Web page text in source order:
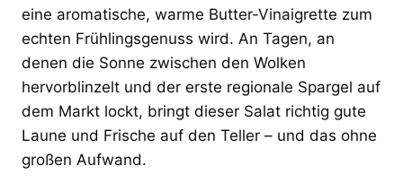
eine aromatische, warme Butter-Vinaigrette zum
echten Frühlingsgenuss wird. An Tagen, an
denen die Sonne zwischen den Wolken
hervorblinzelt und der erste regionale Spargel auf
dem Markt lockt, bringt dieser Salat richtig gute
Laune und Frische auf den Teller – und das ohne
großen Aufwand.